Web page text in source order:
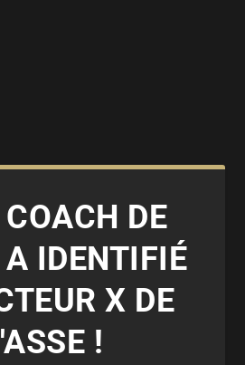
DE
IDENTIFIÉ
X DE
!